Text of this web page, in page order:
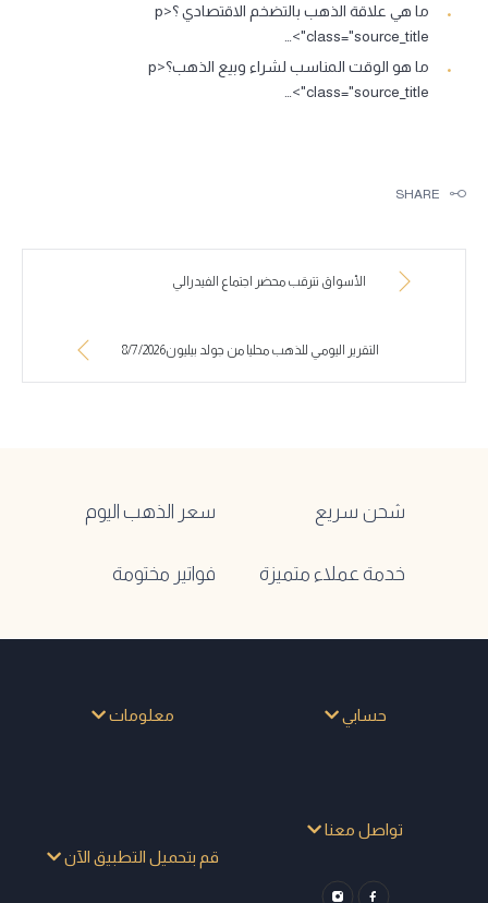
ما هي علاقة الذهب بالتضخم الاقتصادي ؟<p
class="source_title">…
ما هو الوقت المناسب لشراء وبيع الذهب؟<p
class="source_title">…
SHARE
الأسواق تترقب محضر اجتماع الفيدرالي
التقرير اليومي للذهب محليا من جولد بيليون8/7/2026
شحن سريع سعر الذهب اليوم
خدمة عملاء متميزة فواتير مختومة
حسابي معلومات
تواصل معنا
قم بتحميل التطبيق الآن